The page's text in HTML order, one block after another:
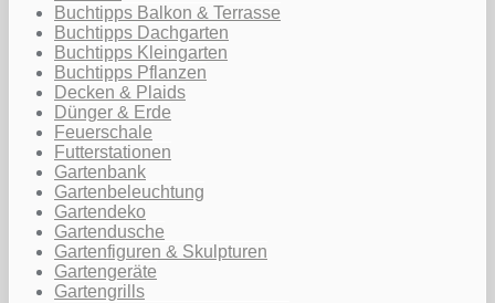
Buchtipps Balkon & Terrasse
Buchtipps Dachgarten
Buchtipps Kleingarten
Buchtipps Pflanzen
Decken & Plaids
Dünger & Erde
Feuerschale
Futterstationen
Gartenbank
Gartenbeleuchtung
Gartendeko
Gartendusche
Gartenfiguren & Skulpturen
Gartengeräte
Gartengrills